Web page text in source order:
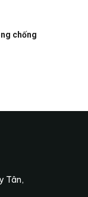
chống
Tân,